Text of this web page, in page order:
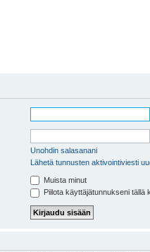
Unohdin salasanani
Lähetä tunnusten aktivointiviesti
Muista minut
Piilota käyttäjätunnukseni tällä